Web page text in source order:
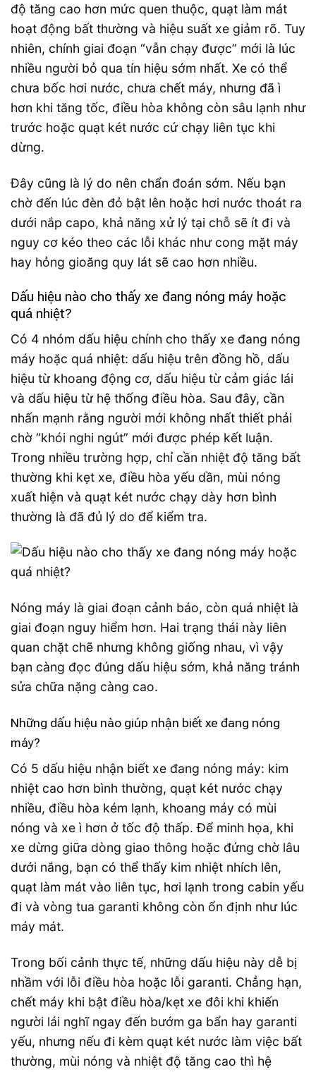
độ tăng cao hơn mức quen thuộc, quạt làm mát
hoạt động bất thường và hiệu suất xe giảm rõ. Tuy
nhiên, chính giai đoạn “vẫn chạy được” mới là lúc
nhiều người bỏ qua tín hiệu sớm nhất. Xe có thể
chưa bốc hơi nước, chưa chết máy, nhưng đã ì
hơn khi tăng tốc, điều hòa không còn sâu lạnh như
trước hoặc quạt két nước cứ chạy liên tục khi
dừng.
Đây cũng là lý do nên chẩn đoán sớm. Nếu bạn
chờ đến lúc đèn đỏ bật lên hoặc hơi nước thoát ra
dưới nắp capo, khả năng xử lý tại chỗ sẽ ít đi và
nguy cơ kéo theo các lỗi khác như cong mặt máy
hay hỏng gioăng quy lát sẽ cao hơn nhiều.
Dấu hiệu nào cho thấy xe đang nóng máy hoặc
quá nhiệt?
Có 4 nhóm dấu hiệu chính cho thấy xe đang nóng
máy hoặc quá nhiệt: dấu hiệu trên đồng hồ, dấu
hiệu từ khoang động cơ, dấu hiệu từ cảm giác lái
và dấu hiệu từ hệ thống điều hòa. Sau đây, cần
nhấn mạnh rằng người mới không nhất thiết phải
chờ “khói nghi ngút” mới được phép kết luận.
Trong nhiều trường hợp, chỉ cần nhiệt độ tăng bất
thường khi kẹt xe, điều hòa yếu dần, mùi nóng
xuất hiện và quạt két nước chạy dày hơn bình
thường là đã đủ lý do để kiểm tra.
Nóng máy là giai đoạn cảnh báo, còn quá nhiệt là
giai đoạn nguy hiểm hơn. Hai trạng thái này liên
quan chặt chẽ nhưng không giống nhau, vì vậy
bạn càng đọc đúng dấu hiệu sớm, khả năng tránh
sửa chữa nặng càng cao.
Những dấu hiệu nào giúp nhận biết xe đang nóng
máy?
Có 5 dấu hiệu nhận biết xe đang nóng máy: kim
nhiệt cao hơn bình thường, quạt két nước chạy
nhiều, điều hòa kém lạnh, khoang máy có mùi
nóng và xe ì hơn ở tốc độ thấp. Để minh họa, khi
xe dừng giữa dòng giao thông hoặc đứng chờ lâu
dưới nắng, bạn có thể thấy kim nhiệt nhích lên,
quạt làm mát vào liên tục, hơi lạnh trong cabin yếu
đi và vòng tua garanti không còn ổn định như lúc
máy mát.
Trong bối cảnh thực tế, những dấu hiệu này dễ bị
nhầm với lỗi điều hòa hoặc lỗi garanti. Chẳng hạn,
chết máy khi bật điều hòa/kẹt xe đôi khi khiến
người lái nghĩ ngay đến bướm ga bẩn hay garanti
yếu, nhưng nếu đi kèm quạt két nước làm việc bất
thường, mùi nóng và nhiệt độ tăng cao thì hệ